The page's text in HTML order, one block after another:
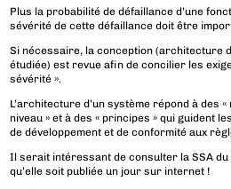
Plus la probabilité de défaillance d’une
sévérité de cette défaillance doit être
Si nécessaire, la conception (architecture
étudiée) est revue afin de concilier les
sévérité ».
L’architecture d’un système répond à des
niveau » et à des « principes » qui guident
de développement et de conformité aux
Il serait intéressant de consulter la SSA du
qu’elle soit publiée un jour sur internet !